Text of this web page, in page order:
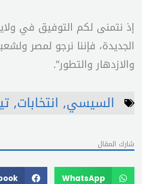
إذ نتمنى لكم التوفيق في
الجديدة، فإننا نرجو لمصر
والازدهار والتطور”.
السيسي, انتخابات,
شارك المقال
WhatsApp